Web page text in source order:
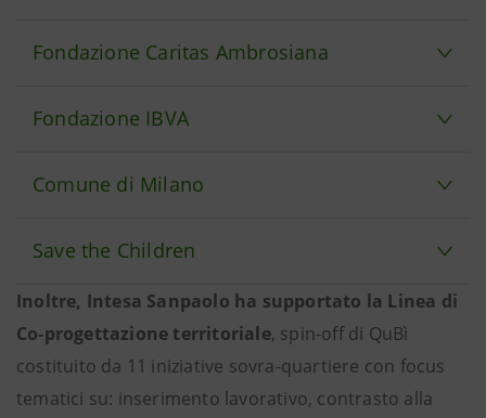
Fondazione Caritas Ambrosiana
Fondazione IBVA
Comune di Milano
Save the Children
Inoltre, Intesa Sanpaolo ha supportato la Linea di
Co-progettazione territoriale, spin-off di QuBì
costituito da 11 iniziative sovra-quartiere con focus
tematici su: inserimento lavorativo, contrasto alla